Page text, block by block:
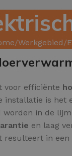
Werkgebied
voor efficiënte
installatie is het
in de
en laag
resulteert in